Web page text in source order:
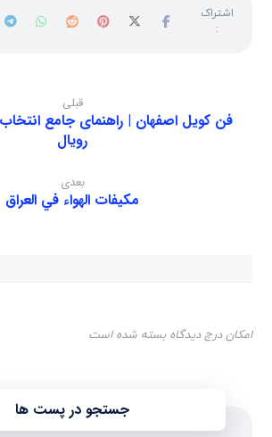
قبلی
فن کویل اصفهان | راهنمای جامع
رویال
بعدی
مكيفات الهواء في العراق
امکان درج دیدگاه بسته شده است
جستجو در پست ها